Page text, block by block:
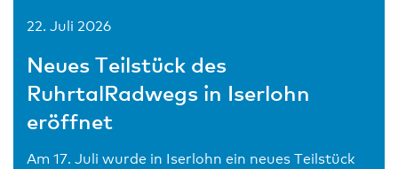
22. Juli 2026
Neues Teilstück des
RuhrtalRadwegs in Iserlohn
eröffnet
Am 17. Juli wurde in Iserlohn ein neues Teilstück